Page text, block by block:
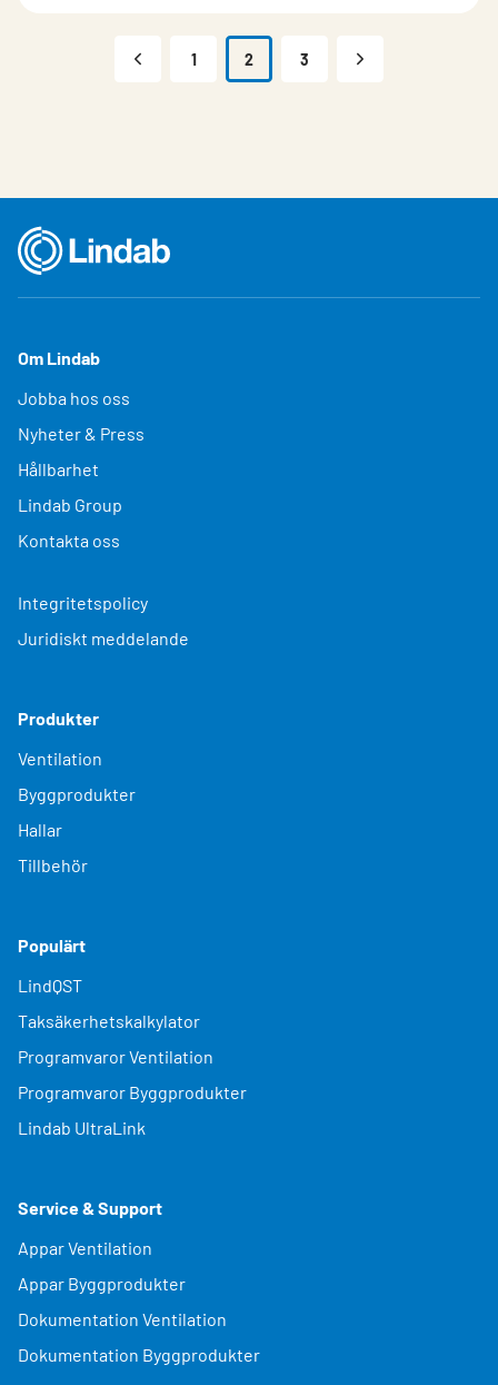
1 2 3
Om Lindab
Jobba hos oss
Nyheter & Press
Hållbarhet
Lindab Group
Kontakta oss
Integritetspolicy
Juridiskt meddelande
Produkter
Ventilation
Byggprodukter
Hallar
Tillbehör
Populärt
LindQST
Taksäkerhetskalkylator
Programvaror Ventilation
Programvaror Byggprodukter
Lindab UltraLink
Service & Support
Appar Ventilation
Appar Byggprodukter
Dokumentation Ventilation
Dokumentation Byggprodukter